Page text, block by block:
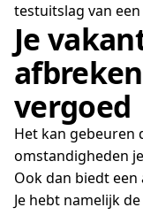
testuitslag van
Je
vergoed
Het kan gebeuren
omstandigheden
Ook dan biedt
Je hebt namelijk